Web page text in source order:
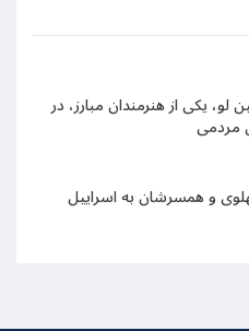
لو، یکی از هنرمندان مبارز، در
و همسرشان به اسراییل